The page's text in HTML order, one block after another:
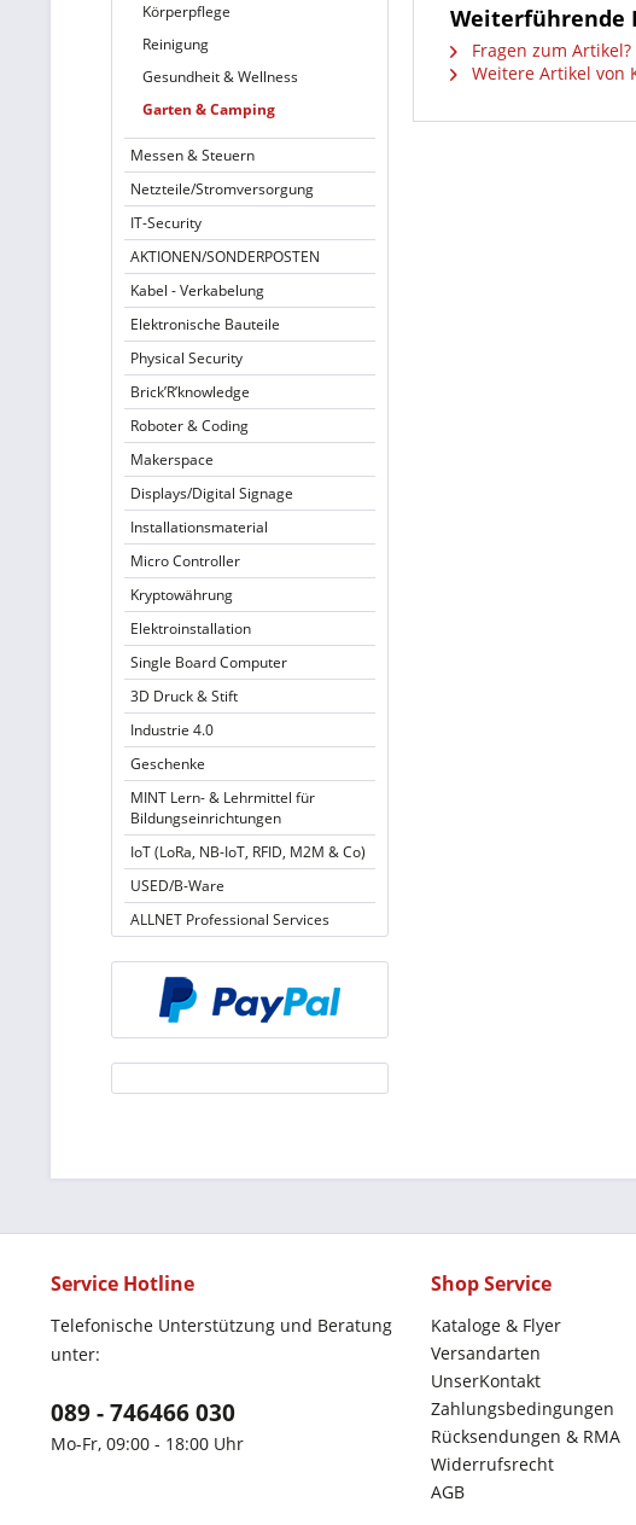
Körperpflege
Reinigung
Gesundheit & Wellness
Garten & Camping
Messen & Steuern
Netzteile/Stromversorgung
IT-Security
AKTIONEN/SONDERPOSTEN
Kabel - Verkabelung
Elektronische Bauteile
Physical Security
Brick’R’knowledge
Roboter & Coding
Makerspace
Displays/Digital Signage
Installationsmaterial
Micro Controller
Kryptowährung
Elektroinstallation
Single Board Computer
3D Druck & Stift
Industrie 4.0
Geschenke
MINT Lern- & Lehrmittel für
Bildungseinrichtungen
IoT (LoRa, NB-IoT, RFID, M2M & Co)
USED/B-Ware
ALLNET Professional Services
Weiterführende
Fragen zum Artikel?
Weitere Artikel von
Service Hotline
Telefonische Unterstützung und Beratung
unter:
089 - 746466 030
Mo-Fr, 09:00 - 18:00 Uhr
Shop Service
Kataloge & Flyer
Versandarten
UnserKontakt
Zahlungsbedingungen
Rücksendungen & RMA
Widerrufsrecht
AGB